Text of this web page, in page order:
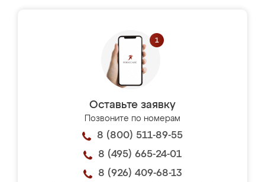
Оставьте заявку
Позвоните по номерам
8 (800) 511-89-55
8 (495) 665-24-01
8 (926) 409-68-13